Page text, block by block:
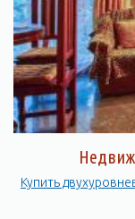
Купить